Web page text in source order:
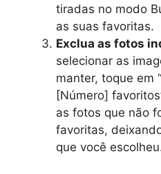
tiradas no modo
as suas favoritas.
Exclua as fotos
selecionar as
manter, toque em
[Número]
as fotos que não
favoritas,
que você